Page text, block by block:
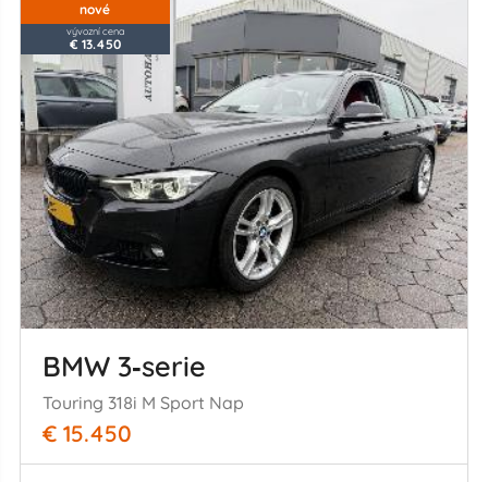
nové
vývozní cena
€ 13.450
BMW 3‑serie
Touring 318i M Sport Nap
€ 15.450